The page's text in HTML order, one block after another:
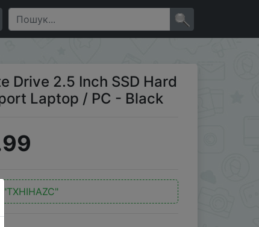
/ PC - Black
Drive 2.5 Inch SSD Hard
Laptop / PC - Black
"TXHIHAZC"